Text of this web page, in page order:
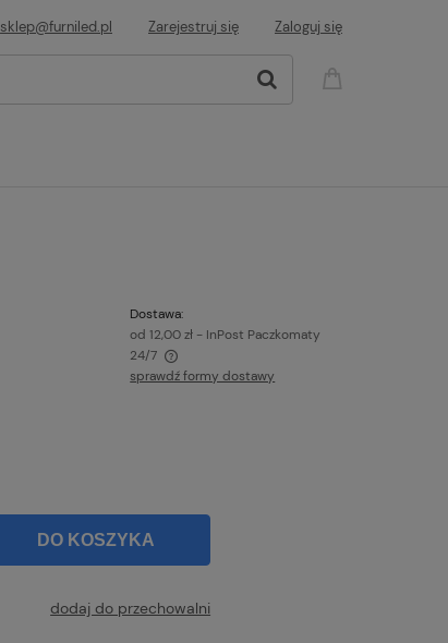
sklep@furniled.pl Zarejestruj się Zaloguj się
Dostawa:
od 12,00 zł - InPost Paczkomaty
24/7
sprawdź formy dostawy
DO KOSZYKA
dodaj do przechowalni